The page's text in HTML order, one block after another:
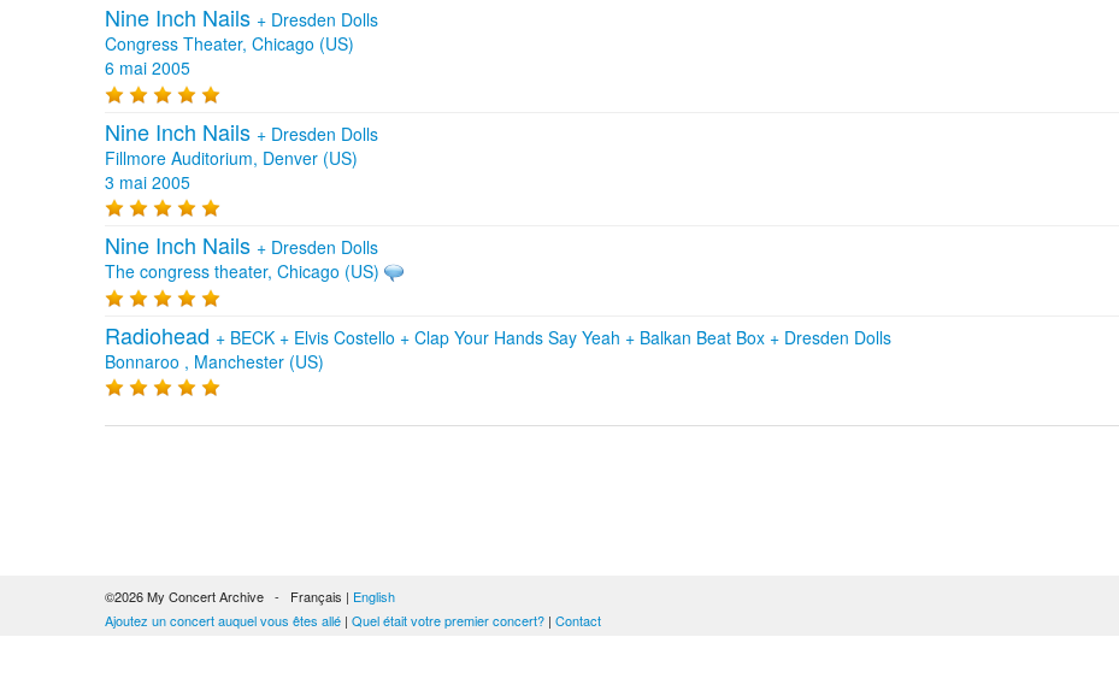
Nine Inch Nails + Dresden Dolls
Congress Theater, Chicago (US)
6 mai 2005
Nine Inch Nails + Dresden Dolls
Fillmore Auditorium, Denver (US)
3 mai 2005
Nine Inch Nails + Dresden Dolls
The congress theater, Chicago (US)
Radiohead + BECK + Elvis Costello + Clap Your Hands Say Yeah + Balkan Beat Box + Dresden Dolls
Bonnaroo , Manchester (US)
©2026 My Concert Archive - Français | English
Ajoutez un concert auquel vous êtes allé | Quel était votre premier concert? | Contact